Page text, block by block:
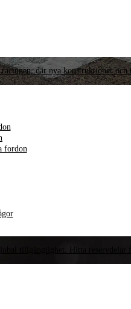
där nya konstruktioner och
fordon
tillgänglighet. Hitta reservdelar